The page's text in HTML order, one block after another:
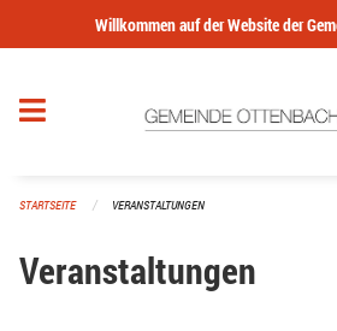
Navigation überspringen
Willkommen auf der Website der
STARTSEITE VERANSTALTUNGEN
Veranstaltungen